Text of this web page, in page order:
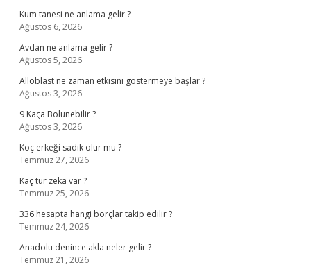
Kum tanesi ne anlama gelir ?
Ağustos 6, 2026
Avdan ne anlama gelir ?
Ağustos 5, 2026
Alloblast ne zaman etkisini göstermeye başlar ?
Ağustos 3, 2026
9 Kaça Bolunebilir ?
Ağustos 3, 2026
Koç erkeği sadık olur mu ?
Temmuz 27, 2026
Kaç tür zeka var ?
Temmuz 25, 2026
336 hesapta hangi borçlar takip edilir ?
Temmuz 24, 2026
Anadolu denince akla neler gelir ?
Temmuz 21, 2026